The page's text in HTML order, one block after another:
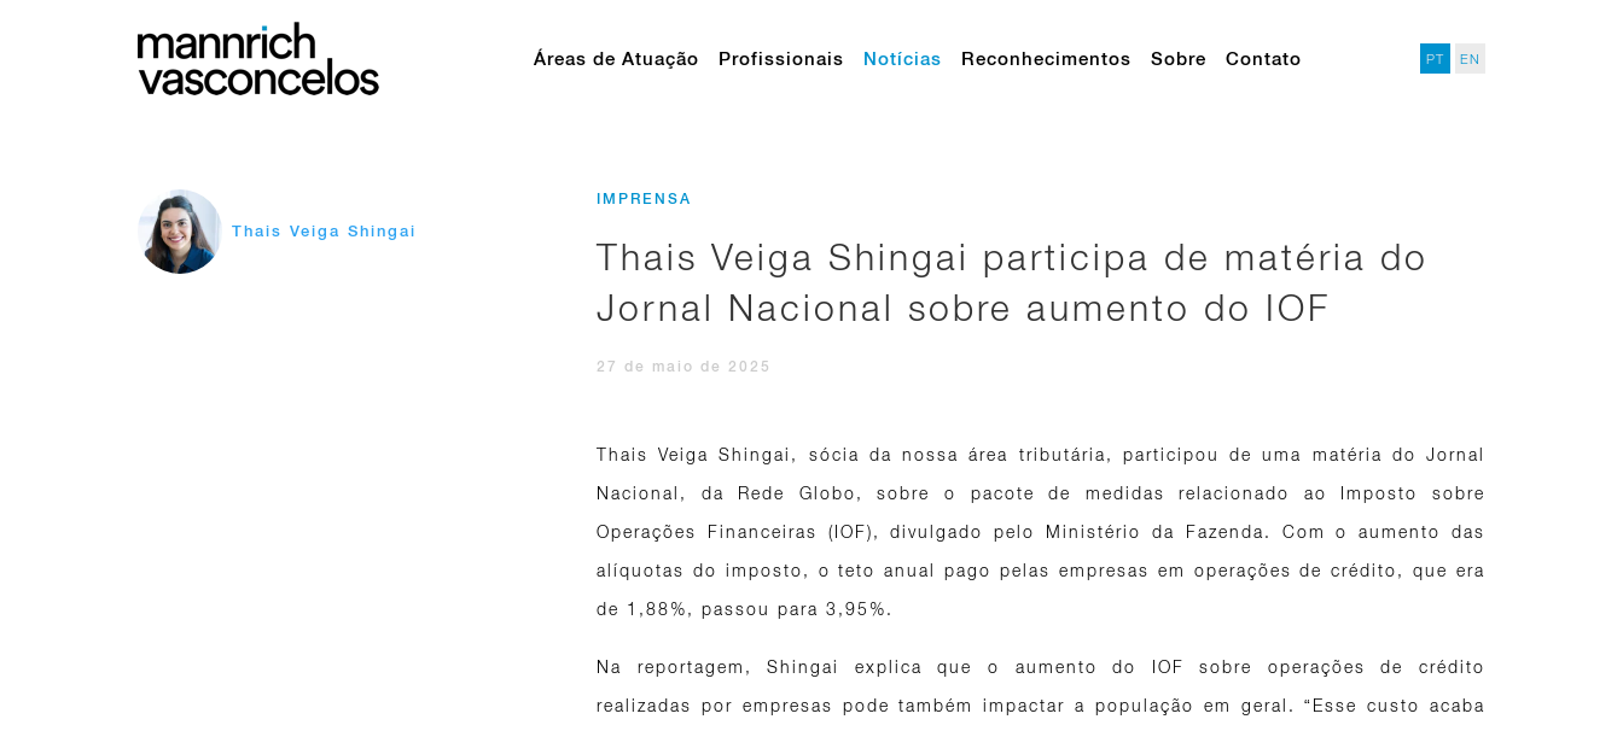
Áreas de Atuação Profissionais Notícias Reconhecimentos Sobre Contato PT EN
Thais Veiga Shingai
IMPRENSA
Thais Veiga Shingai participa de matéria do
Jornal Nacional sobre aumento do IOF
27 de maio de 2025
Thais Veiga Shingai, sócia da nossa área tributária, participou de uma matéria do Jornal
Nacional, da Rede Globo, sobre o pacote de medidas relacionado ao Imposto sobre
Operações Financeiras (IOF), divulgado pelo Ministério da Fazenda. Com o aumento das
alíquotas do imposto, o teto anual pago pelas empresas em operações de crédito, que era
de 1,88%, passou para 3,95%.
Na reportagem, Shingai explica que o aumento do IOF sobre operações de crédito
realizadas por empresas pode também impactar a população em geral. “Esse custo acaba